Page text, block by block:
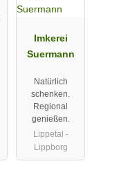
Imkerei
Suermann
Natürlich
schenken.
Regional
genießen.
Lippetal -
Lippborg